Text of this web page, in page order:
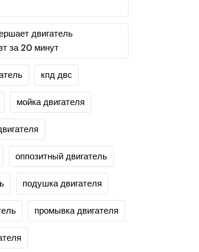
двигатель
за 20 минут
кпд двс
мойка двигателя
оппозитный двигатель
подушка двигателя
промывка двигателя